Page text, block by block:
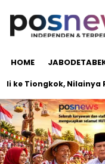
HOME
Tiongkok, Nilainya